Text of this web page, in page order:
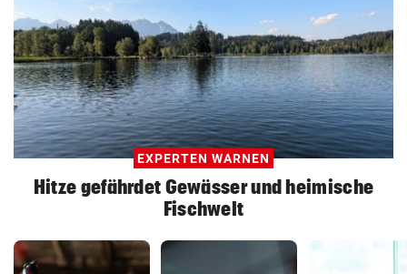
EXPERTEN WARNEN
Hitze gefährdet Gewässer und heimische
Fischwelt